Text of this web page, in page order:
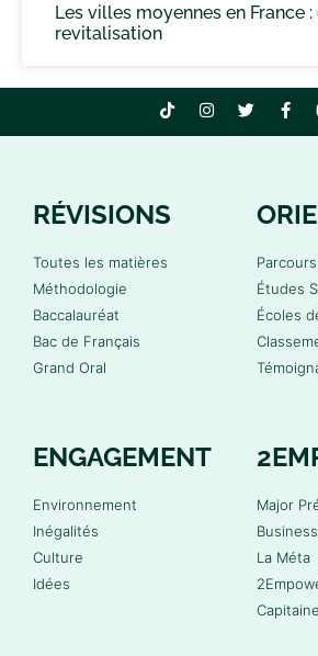
Les villes moyennes en France
revitalisation
RÉVISIONS
Toutes les matières
Méthodologie
Baccalauréat
Bac de Français
Grand Oral
Études
Écoles
ENGAGEMENT
Environnement
Inégalités
Culture
Idées
Major
La Méta